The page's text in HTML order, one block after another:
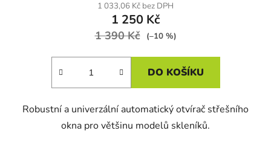
1 033,06 Kč bez DPH
1 250 Kč
1 390 Kč (–10 %)
DO KOŠÍKU
Robustní a univerzální automatický otvírač střešního
okna pro většinu modelů skleníků.